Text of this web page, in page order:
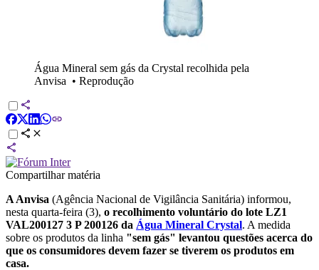
Água Mineral sem gás da Crystal recolhida pela
Anvisa • Reprodução
Compartilhar matéria
A Anvisa (Agência Nacional de Vigilância Sanitária) informou,
nesta quarta-feira (3), o recolhimento voluntário do lote LZ1
VAL200127 3 P 200126 da Água Mineral Crystal. A medida
sobre os produtos da linha "sem gás" levantou questões acerca do
que os consumidores devem fazer se tiverem os produtos em
casa.